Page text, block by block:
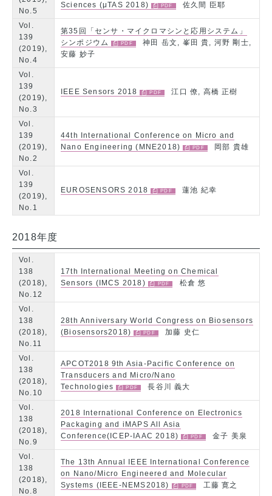
No.5
Sciences (μTAS 2018) 佐久間 臣耶
Vol.
139
(2019),
No.4
第35回「センサ・マイクロマシンと応用システム」
シンポジウム
神田 岳文, 峯田 貴, 河野 剛士,
安藤 妙子
Vol.
139
(2019),
No.3
IEEE Sensors 2018 江口 僚, 高橋 正樹
Vol.
139
(2019),
No.2
44th International Conference on Micro and
Nano Engineering (MNE2018)
岡部 貴雄
Vol.
139
(2019),
No.1
EUROSENSORS 2018 蓮池 紀幸
2018年度
Vol.
138
(2018),
No.12
17th International Meeting on Chemical
Sensors (IMCS 2018)
松倉 悠
Vol.
138
(2018),
No.11
28th Anniversary World Congress on Biosensors
(Biosensors2018)
加藤 史仁
Vol.
138
(2018),
No.10
APCOT2018 9th Asia-Pacific Conference on
Transducers and Micro/Nano
Technologies
長谷川 義大
Vol.
138
(2018),
No.9
2018 International Conference on Electronics
Packaging and iMAPS All Asia
Conference(ICEP-IAAC 2018)
金子 美泉
Vol.
138
(2018),
No.8
The 13th Annual IEEE International Conference
on Nano/Micro Engineered and Molecular
Systems (IEEE-NEMS2018)
工藤 寛之